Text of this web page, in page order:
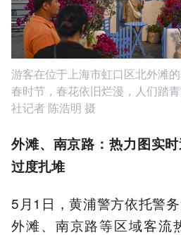
游客在位于上海市虹口区北外滩
春时节，春花依旧烂漫，人们踏
社记者 陈浩明 摄
外滩、南京路：热力图实
过度扎堆
5月1日，黄浦警方依托警
外滩、南京路等区域客流